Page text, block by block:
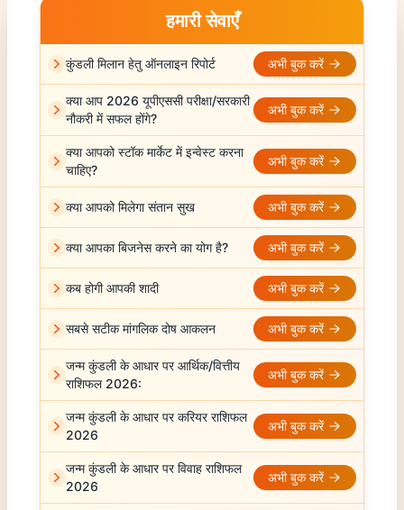
हमारी सेवाएँ
कुंडली मिलान हेतु ऑनलाइन रिपोर्ट अभी बुक करें
क्या आप 2026 यूपीएससी परीक्षा/सरकारी
नौकरी में सफल होंगे?
अभी बुक करें
क्या आपको स्टॉक मार्केट में इन्वेस्ट करना
चाहिए?
अभी बुक करें
क्या आपको मिलेगा संतान सुख अभी बुक करें
क्या आपका बिजनेस करने का योग है? अभी बुक करें
कब होगी आपकी शादी अभी बुक करें
सबसे सटीक मांगलिक दोष आकलन अभी बुक करें
जन्म कुंडली के आधार पर आर्थिक/वित्तीय
राशिफल 2026:
अभी बुक करें
जन्म कुंडली के आधार पर करियर राशिफल
2026
अभी बुक करें
जन्म कुंडली के आधार पर विवाह राशिफल
2026
अभी बुक करें